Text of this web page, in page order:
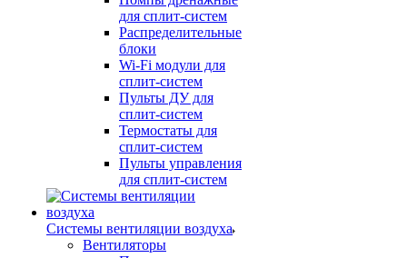
для сплит-систем
Распределительные
блоки
Wi-Fi модули для
сплит-систем
Пульты ДУ для
сплит-систем
Термостаты для
сплит-систем
Пульты управления
для сплит-систем
Системы вентиляции воздуха
Вентиляторы